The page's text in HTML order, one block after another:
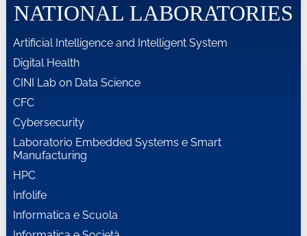
NATIONAL LABORATORIES
Artificial Intelligence and Intelligent System
Digital Health
CINI Lab on Data Science
CFC
Cybersecurity
Laboratorio Embedded Systems e Smart
Manufacturing
HPC
Infolife
Informatica e Scuola